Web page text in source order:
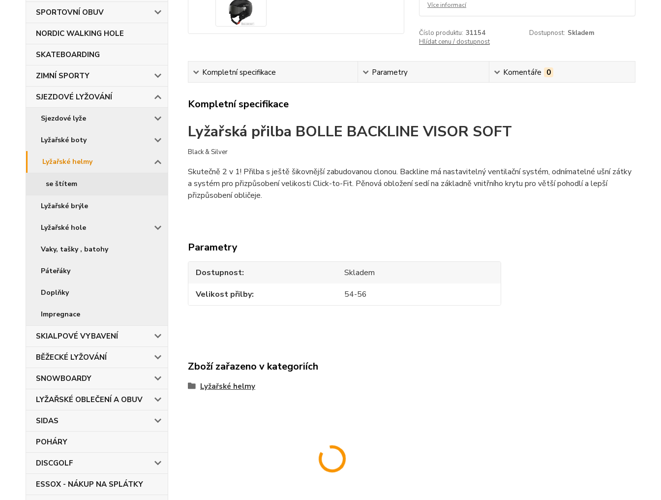
SPORTOVNÍ OBUV
NORDIC WALKING HOLE
SKATEBOARDING
ZIMNÍ SPORTY
SJEZDOVÉ LYŽOVÁNÍ
Sjezdové lyže
Lyžařské boty
Lyžařské helmy
se štítem
Lyžařské brýle
Lyžařské hole
Vaky, tašky , batohy
Páteřáky
Doplňky
Impregnace
SKIALPOVÉ VYBAVENÍ
BĚŽECKÉ LYŽOVÁNÍ
SNOWBOARDY
LYŽAŘSKÉ OBLEČENÍ A OBUV
SIDAS
POHÁRY
DISCGOLF
ESSOX - NÁKUP NA SPLÁTKY
Více informací
Číslo produktu: 31154 Dostupnost: Skladem
Hlídat cenu / dostupnost
Kompletní specifikace Parametry Komentáře 0
Kompletní specifikace
Lyžařská přilba BOLLE BACKLINE VISOR SOFT
Black & Silver
Skutečně 2 v 1! Přilba s ještě šikovnější zabudovanou clonou. Backline má nastavitelný ventilační systém, odnímatelné ušní zátky
a systém pro přizpůsobení velikosti Click-to-Fit. Pěnová obložení sedí na základně vnitřního krytu pro větší pohodlí a lepší
přizpůsobení obličeje.
Parametry
Dostupnost
Skladem
Velikost přilby
54-56
Zboží zařazeno v kategoriích
Lyžařské helmy